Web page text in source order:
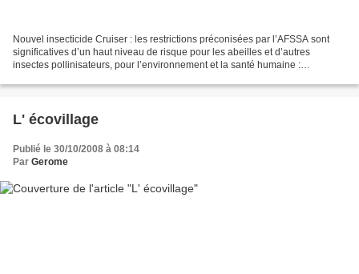
Nouvel insecticide Cruiser : les restrictions préconisées par l’AFSSA sont
significatives d’un haut niveau de risque pour les abeilles et d’autres
insectes pollinisateurs, pour l’environnement et la santé humaine :
L' écovillage
Publié le 30/10/2008 à 08:14
Par Gerome